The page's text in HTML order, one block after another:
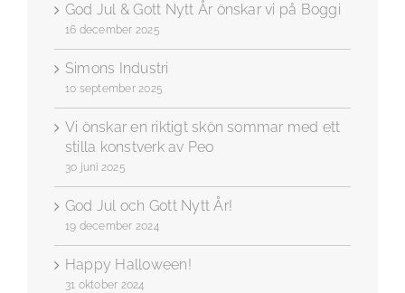
God Jul & Gott Nytt År önskar vi på Boggi
16 december 2025
Simons Industri
10 september 2025
Vi önskar en riktigt skön sommar med ett
stilla konstverk av Peo
30 juni 2025
God Jul och Gott Nytt År!
19 december 2024
Happy Halloween!
31 oktober 2024